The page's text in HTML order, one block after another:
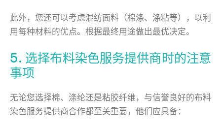
此外，您还可以考虑混纺面料（棉涤、涤粘等），以利
用每种材料的优点。根据最终用途做出最优决定。
5. 选择布料染色服务提供商时的注意
事项
无论您选择棉、涤纶还是粘胶纤维，与信誉良好的布料
染色服务提供商合作都至关重要，他们应具备：